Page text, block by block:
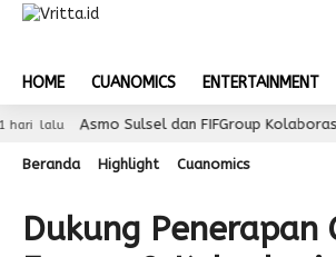
HOME CUANOMICS ENTERTAINMENT
Sulsel dan FIFGroup Kolaborasi Hadirkan
Beranda Highlight Cuanomics
Dukung Penerapan